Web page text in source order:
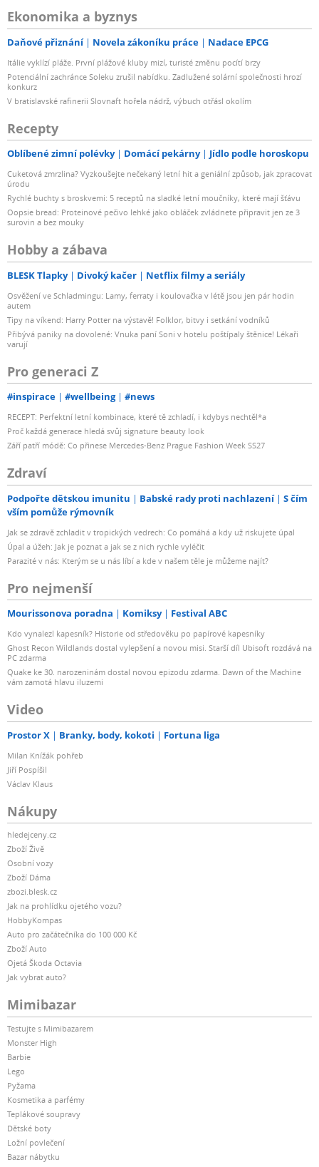
Ekonomika a byznys
Daňové přiznání Novela zákoníku práce Nadace EPCG
Itálie vyklízí pláže. První plážové kluby mizí, turisté změnu pocítí brzy
Potenciální zachránce Soleku zrušil nabídku. Zadlužené solární společnosti hrozí
konkurz
V bratislavské rafinerii Slovnaft hořela nádrž, výbuch otřásl okolím
Recepty
Oblíbené zimní polévky Domácí pekárny Jídlo podle horoskopu
Cuketová zmrzlina? Vyzkoušejte nečekaný letní hit a geniální způsob, jak zpracovat
úrodu
Rychlé buchty s broskvemi: 5 receptů na sladké letní moučníky, které mají šťávu
Oopsie bread: Proteinové pečivo lehké jako obláček zvládnete připravit jen ze 3
surovin a bez mouky
Hobby a zábava
BLESK Tlapky Divoký kačer Netflix filmy a seriály
Osvěžení ve Schladmingu: Lamy, ferraty i koulovačka v létě jsou jen pár hodin
autem
Tipy na víkend: Harry Potter na výstavě! Folklor, bitvy i setkání vodníků
Přibývá paniky na dovolené: Vnuka paní Soni v hotelu poštípaly štěnice! Lékaři
varují
Pro generaci Z
#inspirace #wellbeing #news
RECEPT: Perfektní letní kombinace, které tě zchladí, i kdybys nechtěl*a
Proč každá generace hledá svůj signature beauty look
Září patří módě: Co přinese Mercedes-Benz Prague Fashion Week SS27
Zdraví
Podpořte dětskou imunitu Babské rady proti nachlazení
S čím
vším pomůže rýmovník
Jak se zdravě zchladit v tropických vedrech: Co pomáhá a kdy už riskujete úpal
Úpal a úžeh: Jak je poznat a jak se z nich rychle vyléčit
Parazité v nás: Kterým se u nás líbí a kde v našem těle je můžeme najít?
Pro nejmenší
Mourissonova poradna Komiksy Festival ABC
Kdo vynalezl kapesník? Historie od středověku po papírové kapesníky
Ghost Recon Wildlands dostal vylepšení a novou misi. Starší díl Ubisoft rozdává na
PC zdarma
Quake ke 30. narozeninám dostal novou epizodu zdarma. Dawn of the Machine
vám zamotá hlavu iluzemi
Video
Prostor X Branky, body, kokoti Fortuna liga
Milan Knížák pohřeb
Jiří Pospíšil
Václav Klaus
Nákupy
hledejceny.cz
Zboží Živě
Osobní vozy
Zboží Dáma
zbozi.blesk.cz
Jak na prohlídku ojetého vozu?
HobbyKompas
Auto pro začátečníka do 100 000 Kč
Zboží Auto
Ojetá Škoda Octavia
Jak vybrat auto?
Mimibazar
Testujte s Mimibazarem
Monster High
Barbie
Lego
Pyžama
Kosmetika a parfémy
Teplákové soupravy
Dětské boty
Ložní povlečení
Bazar nábytku